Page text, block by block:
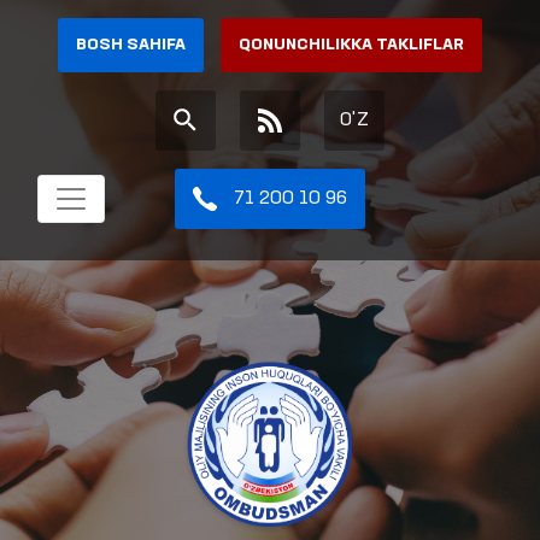
BOSH SAHIFA QONUNCHILIKKA TAKLIFLAR
O'Z
71 200 10 96